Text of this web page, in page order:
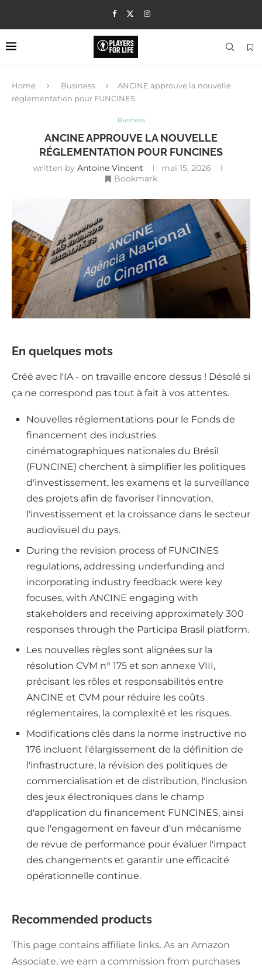
Home Business
ANCINE approuve la nouvelle
réglementation pour FUNCINES
Business
ANCINE APPROUVE LA NOUVELLE
RÉGLEMENTATION POUR FUNCINES
written by Antoine Vincent
mai 15, 2026
Bookmark
En quelques mots
Créé avec l'IA - on travaille encore dessus ! Désolé si
ça ne correspond pas tout à fait à vos attentes.
Nouvelles réglementations pour le Fonds de
financement des industries
cinématographiques nationales du Brésil
(FUNCINE) cherchent à simplifier les politiques
d'investissement, les examens et la surveillance
des projets afin de favoriser l'innovation,
l'investissement et la croissance dans le secteur
audiovisuel du pays.
During the revision process of FUNCINES
regulations, addressing underfunding and
incorporating industry feedback were key
focuses, with ANCINE engaging with
stakeholders and receiving approximately 300
responses through the Participa Brasil platform.
Les nouvelles règles sont alignées sur la
résolution CVM n° 175 et son annexe VIII,
précisant les rôles et responsabilités entre
ANCINE et CVM pour réduire les coûts
réglementaires, la complexité et les risques.
Modifications clés dans la norme instructive no
176 incluent l'élargissement de la définition de
l'infrastructure, la révision des politiques de
commercialisation et de distribution, l'inclusion
des jeux électroniques dans le champ
d'application du financement FUNCINES, ainsi
que l'engagement en faveur d'un mécanisme
de revue de performance pour évaluer l'impact
des changements et garantir une efficacité
opérationnelle continue.
Recommended products
This page contains affiliate links. As an Amazon
Associate, we earn a commission from purchases